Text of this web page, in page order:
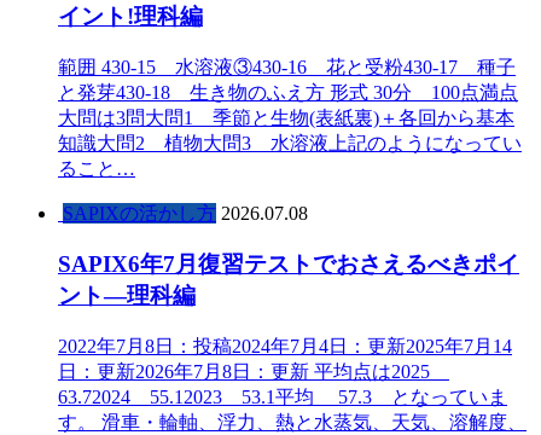
イント!理科編
範囲 430-15 水溶液③430-16 花と受粉430-17 種子
と発芽430-18 生き物のふえ方 形式 30分 100点満点
大問は3問大問1 季節と生物(表紙裏)＋各回から基本
知識大問2 植物大問3 水溶液上記のようになってい
ること…
SAPIXの活かし方 2026.07.08
SAPIX6年7月復習テストでおさえるべきポイ
ント―理科編
2022年7月8日：投稿2024年7月4日：更新2025年7月14
日：更新2026年7月8日：更新 平均点は2025
63.72024 55.12023 53.1平均 57.3 となっていま
す。 滑車・輪軸、浮力、熱と水蒸気、天気、溶解度、